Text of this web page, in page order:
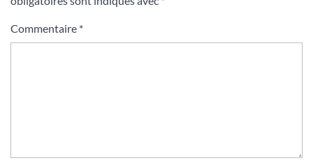
Commentaire *